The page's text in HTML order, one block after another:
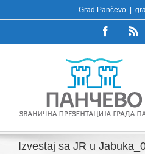
to
Grad Pančevo
Facebook
Izvestaj sa JR u